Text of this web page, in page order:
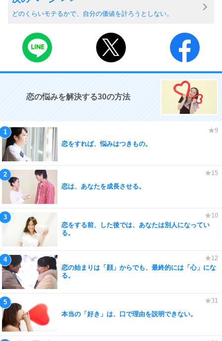
どのくらいモテるかで、自分の価値を計ろうとしない。
恋の悩みを解決する30の方法
恋をすれば、悩みはつきもの。
恋は、あなたを成長させる。
恋をする前、した後では、あなたは別人になってい
る。
恋の始まりは「顔」からでも、最終的には「心」にな
る。
本当の「好き」は、口で理由を説明できない。